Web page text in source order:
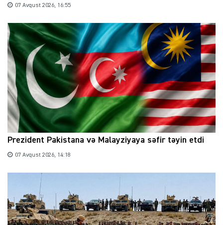
07 Avqust 2026, 16:55
Prezident Pakistana və Malayziyaya səfir təyin etdi
07 Avqust 2026, 14:18